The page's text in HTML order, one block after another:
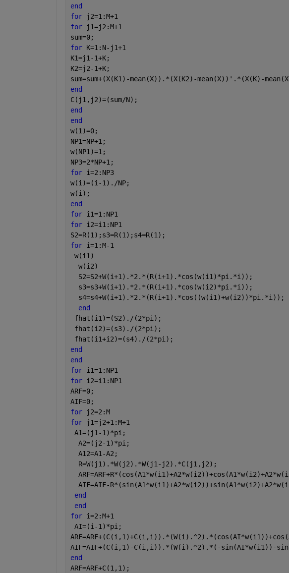
end
for
j2=1:M+1
for
j1=j2:M+1
sum=0;
for K=1:N-j1+1
K1=j1-1+K;
K2=j2-1+K;
sum=sum+(X(K1)-mean(X)).*(X(K2)-mean(X))'.*(X(K)-
end
C(j1,j2)=(sum/N);
end
end
w(1)=0;
NP1=NP+1;
w(NP1)=1;
NP3=2*NP+1;
for i=2:NP3
w(i)=(i-1)./NP;
w(i);
end
for i1=1:NP1
for i2=i1:NP1
S2=R(1);s3=R(1);s4=R(1);
for i=1:M-1
w(i1)
  w(i2)
  S2=S2+W(i+1).*2.*(R(i+1).*cos(w(i1)*pi.*i));
  s3=s3+W(i+1).*2.*(R(i+1).*cos(w(i2)*pi.*i));
  s4=s4+W(i+1).*2.*(R(i+1).*cos((w(i1)+w(i2))*pi.*i));
end
fhat(i1)=(S2)./(2*pi);
fhat(i2)=(s3)./(2*pi);
fhat(i1+i2)=(s4)./(2*pi);
end
end
for i1=1:NP1
for i2=i1:NP1
ARF=0;
AIF=0;
for
j2=2:M
for
j1=j2+1:M+1
A1=(j1-1)*pi;
  A2=(j2-1)*pi;
  A12=A1-A2;
  R=W(j1).*W(j2).*W(j1-j2).*C(j1,j2);
AIF=AIF-
end
end
for i=2:M+1
AI=(i-1)*pi;
AIF=AIF+(C(i,1)-C(i,i)).*(W(i).^2).*(-sin(AI*w(i1))-
end
ARF=ARF+C(1,1);